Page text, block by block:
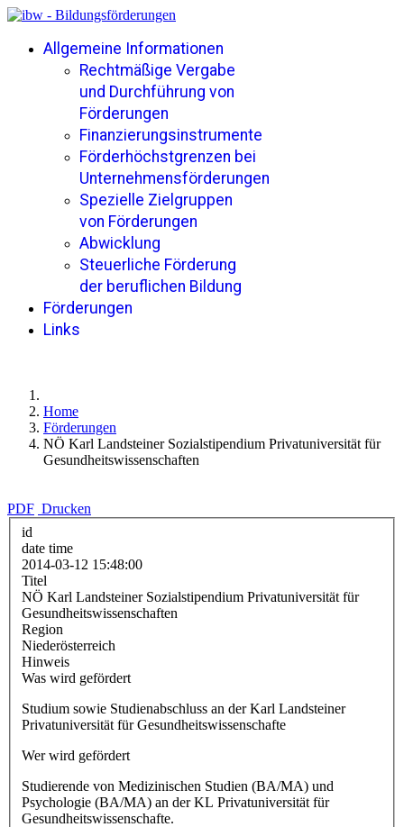
Allgemeine Informationen
Rechtmäßige Vergabe
und Durchführung von
Förderungen
Finanzierungsinstrumente
Förderhöchstgrenzen bei
Unternehmensförderungen
Spezielle Zielgruppen
von Förderungen
Abwicklung
Steuerliche Förderung
der beruflichen Bildung
Förderungen
Links
Home
Förderungen
NÖ Karl Landsteiner Sozialstipendium Privatuniversität für
Gesundheitswissenschaften
PDF Drucken
id
date time
2014-03-12 15:48:00
Titel
NÖ Karl Landsteiner Sozialstipendium Privatuniversität für
Gesundheitswissenschaften
Region
Niederösterreich
Hinweis
Was wird gefördert
Studium sowie Studienabschluss an der Karl Landsteiner
Privatuniversität für Gesundheitswissenschafte
Wer wird gefördert
Studierende von Medizinischen Studien (BA/MA) und
Psychologie (BA/MA) an der KL Privatuniversität für
Gesundheitswissenschafte.